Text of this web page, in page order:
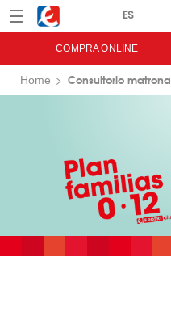
Menú Eroski
COMPRA ONLINE
Home Consultorio matrona